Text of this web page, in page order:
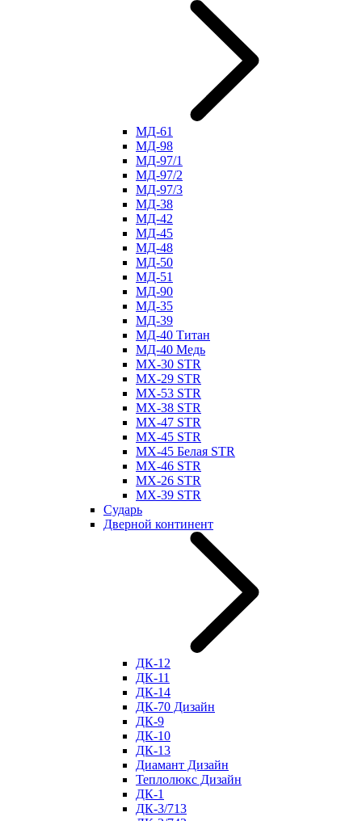
МД-61
МД-98
МД-97/1
МД-97/2
МД-97/3
МД-38
МД-42
МД-45
МД-48
МД-50
МД-51
МД-90
МД-35
МД-39
МД-40 Титан
МД-40 Медь
МХ-30 STR
МХ-29 STR
МХ-53 STR
МХ-38 STR
МХ-47 STR
МХ-45 STR
МХ-45 Белая STR
МХ-46 STR
МХ-26 STR
МХ-39 STR
Сударь
Дверной континент
ДК-12
ДК-11
ДК-14
ДК-70 Дизайн
ДК-9
ДК-10
ДК-13
Диамант Дизайн
Теплолюкс Дизайн
ДК-1
ДК-3/713